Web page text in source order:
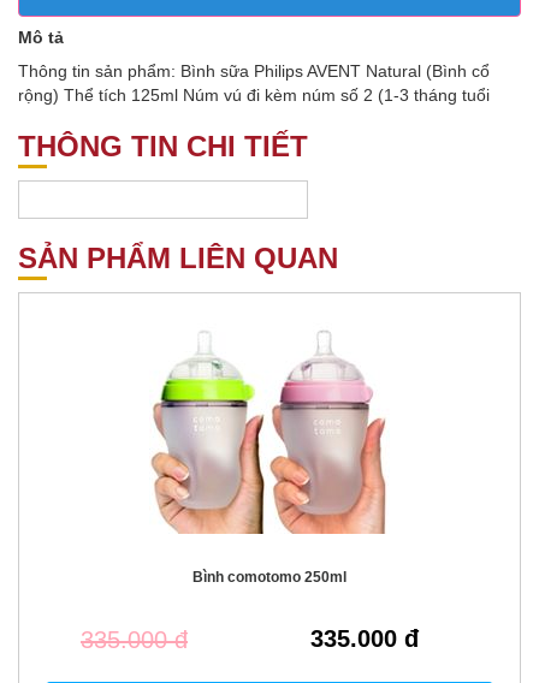
Mô tả
Thông tin sản phẩm: Bình sữa Philips AVENT Natural (Bình cổ
rộng) Thể tích 125ml Núm vú đi kèm núm số 2 (1-3 tháng tuổi
THÔNG TIN CHI TIẾT
SẢN PHẨM LIÊN QUAN
Bình comotomo 250ml
335.000 đ 335.000 đ